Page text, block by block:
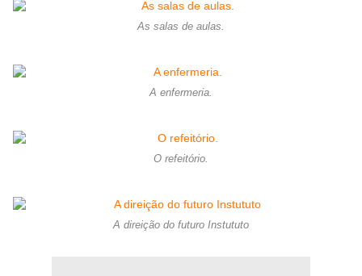
As salas de aulas.
A enfermeria.
O refeitório.
A direição do futuro Instututo